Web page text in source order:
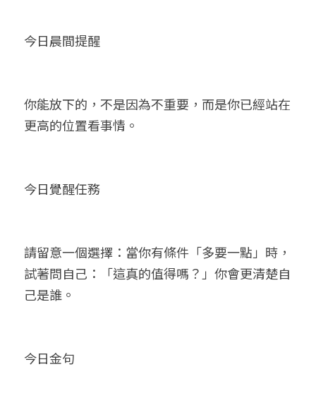
今日晨間提醒
你能放下的，不是因為不重要，而是你已經站在
更高的位置看事情。
今日覺醒任務
請留意一個選擇：當你有條件「多要一點」時，
試著問自己：「這真的值得嗎？」你會更清楚自
己是誰。
今日金句